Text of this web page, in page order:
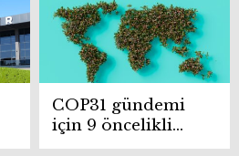
COP31 gündemi
için 9 öncelikli
başlık belirlendi